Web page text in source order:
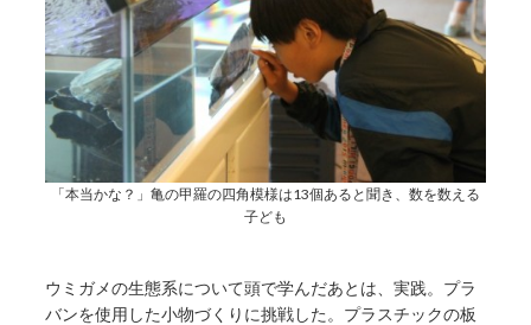
「本当かな？」亀の甲羅の四角模様は13個あると聞き、数を数える
子ども
ウミガメの生態系について頭で学んだあとは、実践。プラ
バンを使用した小物づくりに挑戦した。プラスチックの板